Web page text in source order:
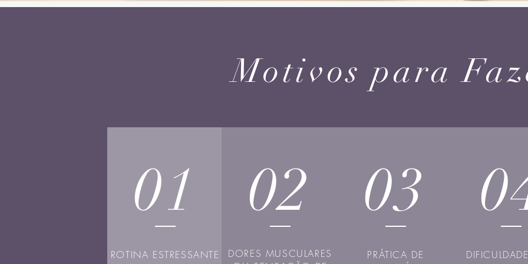
Motivos para
01
ROTINA ESTRESSANTE
02
DORES MUSCULARES
03
PRÁTICA DE